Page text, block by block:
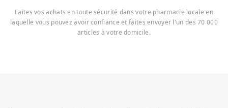
Faites vos achats en toute sécurité dans votre pharmacie locale en
laquelle vous pouvez avoir confiance et faites envoyer l'un des 70 000
articles à votre domicile.